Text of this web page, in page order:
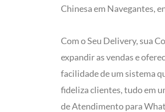
Chinesa em Navegantes,
Com o Seu Delivery, sua
expandir as vendas e
facilidade de um sistema
fideliza clientes, tudo em
de Atendimento para